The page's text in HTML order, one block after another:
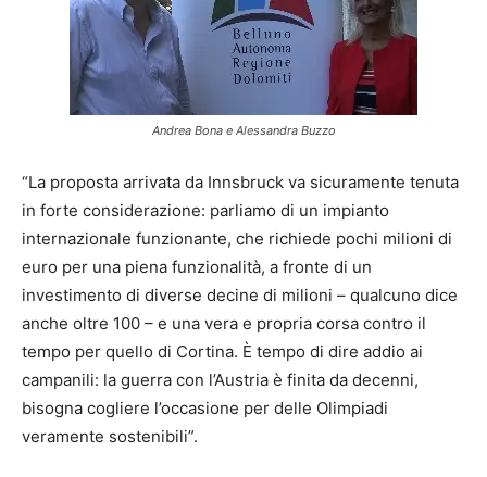
Andrea Bona e Alessandra Buzzo
“La proposta arrivata da Innsbruck va sicuramente tenuta
in forte considerazione: parliamo di un impianto
internazionale funzionante, che richiede pochi milioni di
euro per una piena funzionalità, a fronte di un
investimento di diverse decine di milioni – qualcuno dice
anche oltre 100 – e una vera e propria corsa contro il
tempo per quello di Cortina. È tempo di dire addio ai
campanili: la guerra con l’Austria è finita da decenni,
bisogna cogliere l’occasione per delle Olimpiadi
veramente sostenibili”.